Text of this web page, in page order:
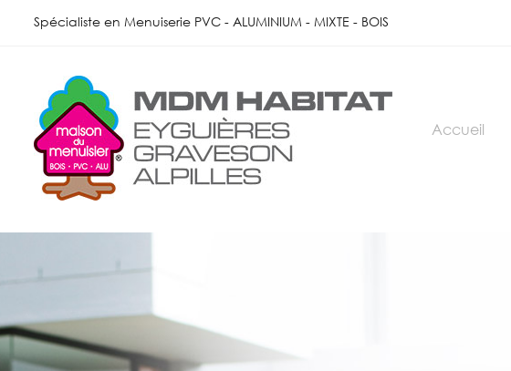
Spécialiste en Menuiserie PVC - ALUMINIUM - MIXTE - BOIS
Accueil